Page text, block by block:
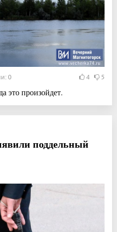
0 4 5
это произойдет.
поддельный